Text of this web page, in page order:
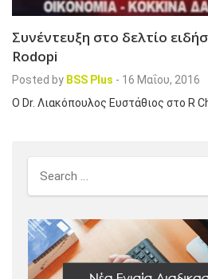
Συνέντευξη στο δελτίο
Rodopi
Posted by BSS Plus - 16 Μαΐου, 2016
Ο Dr. Λιακόπουλος Ευστάθιος στο R